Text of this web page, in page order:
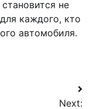
не
каждого, кто
автомобиля.
Next: